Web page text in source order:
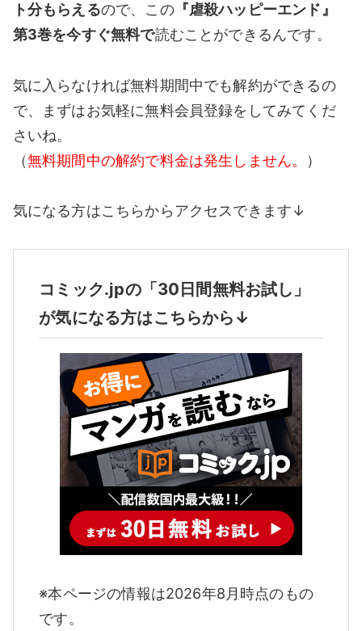
ト分もらえるので、この『虐殺ハッピーエンド』
第3巻を今すぐ無料で読むことができるんです。
気に入らなければ無料期間中でも解約ができるの
で、まずはお気軽に無料会員登録をしてみてくだ
さいね。
（無料期間中の解約で料金は発生しません。 ）
気になる方はこちらからアクセスできます↓
コミック.jpの「30日間無料お試し」
が気になる方はこちらから↓
※本ページの情報は2026年8月時点のもの
です。